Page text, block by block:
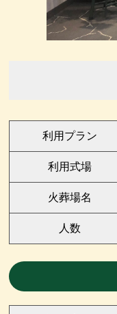
利用プラン
利用式場
火葬場名
人数